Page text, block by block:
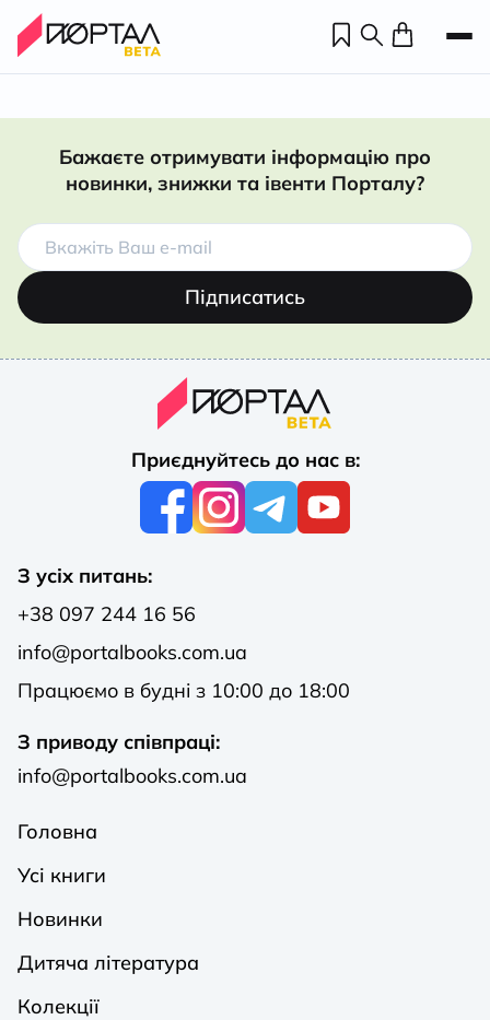
Бажаєте отримувати інформацію про
новинки, знижки та івенти Порталу?
Підписатись
Приєднуйтесь до нас в:
З усіх питань:
+38 097 244 16 56
info@portalbooks.com.ua
Працюємо в будні з 10:00 до 18:00
З приводу співпраці:
info@portalbooks.com.ua
Головна
Усі книги
Новинки
Дитяча література
Колекції